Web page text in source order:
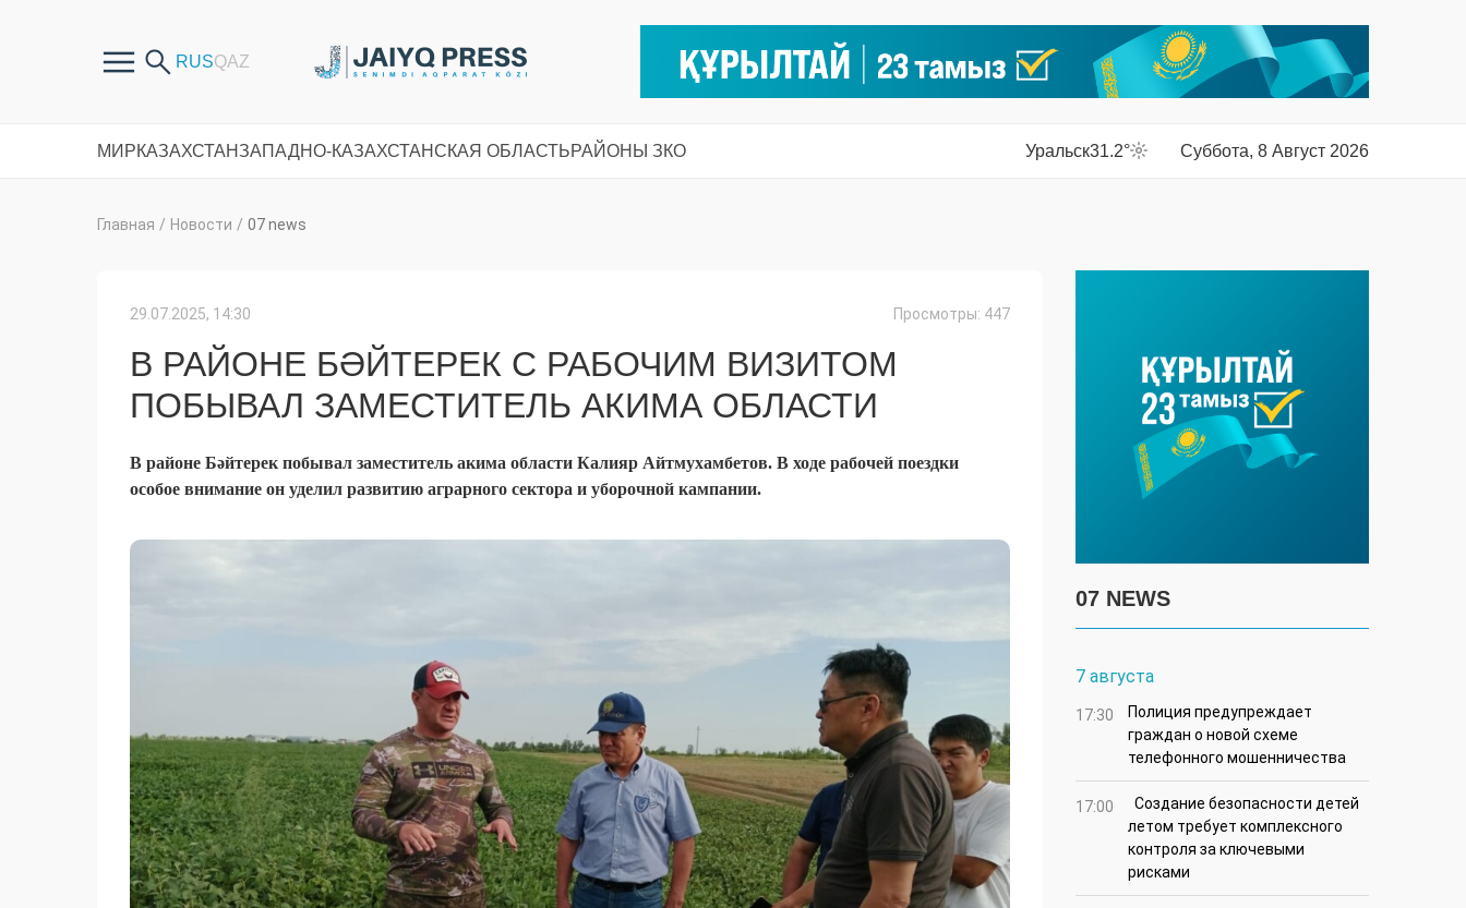
МИРКАЗАХСТАНЗАПАДНО-КАЗАХСТАНСКАЯ ОБЛАСТЬРАЙОНЫ ЗКО Уральск31.2° Суббота, 8 Август 2026
Главная / Новости / 07 news
29.07.2025, 14:30 Просмотры: 447
В РАЙОНЕ БӘЙТЕРЕК С РАБОЧИМ ВИЗИТОМ
ПОБЫВАЛ ЗАМЕСТИТЕЛЬ АКИМА ОБЛАСТИ
В районе Бәйтерек побывал заместитель акима области Калияр Айтмухамбетов. В ходе рабочей поездки
особое внимание он уделил развитию аграрного сектора и уборочной кампании.
07 NEWS
7 августа
17:30
Полиция предупреждает
граждан о новой схеме
телефонного мошенничества
17:00
Создание безопасности детей
летом требует комплексного
контроля за ключевыми
рисками